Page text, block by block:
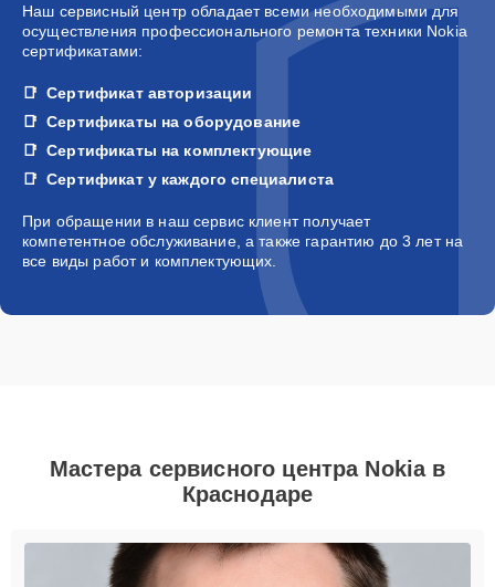
Наш сервисный центр обладает всеми необходимыми для
осуществления профессионального ремонта техники Nokia
сертификатами:
Сертификат авторизации
Сертификаты на оборудование
Сертификаты на комплектующие
Сертификат у каждого специалиста
При обращении в наш сервис клиент получает
компетентное обслуживание, а также гарантию до 3 лет на
все виды работ и комплектующих.
Мастера сервисного центра Nokia в
Краснодаре